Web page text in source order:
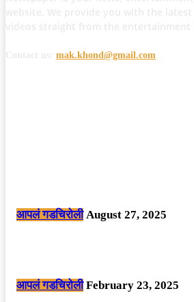
mak.khond@gmail.com
आपलं गडचिरोली August 27, 2025
आपलं गडचिरोली February 23, 2025